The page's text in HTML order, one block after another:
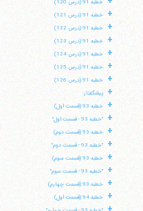
خطبه 91 (درس 120)
+ خطبه 91 (درس 121)
+ خطبه 91 (درس 122)
+ خطبه 91 (درس 123)
+ خطبه 91 (درس 124)
+ خطبه 91 (درس 125)
+ خطبه 91 (درس 126)
+ پیشگفتار:
+ خطبه 93 (قسمت اول)
+ "خطبه 93 - قسمت اول"
+ خطبه 93 (قسمت دوم)
+ "خطبه 93 - قسمت دوم"
+ خطبه 93 (قسمت سوم)
+ "خطبه 93 - قسمت سوم"
+ خطبه 93 (قسمت چهارم)
+ خطبه 94 (قسمت اول)